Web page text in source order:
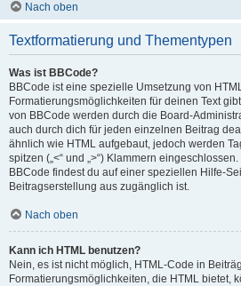
Nach oben
Textformatierung und Thementypen
Was ist BBCode?
BBCode ist eine spezielle Umsetzung von
Formatierungsmöglichkeiten für deinen Text
von BBCode werden durch die Board-
auch durch dich für jeden einzelnen Beitrag
ähnlich wie HTML aufgebaut, jedoch werden
spitzen („<“ und „>“) Klammern
BBCode findest du auf einer speziellen Hilfe-
Beitragserstellung aus zugänglich ist.
Nach oben
Kann ich HTML benutzen?
Nein, es ist nicht möglich, HTML-Code in
Formatierungsmöglichkeiten, die HTML bietet,